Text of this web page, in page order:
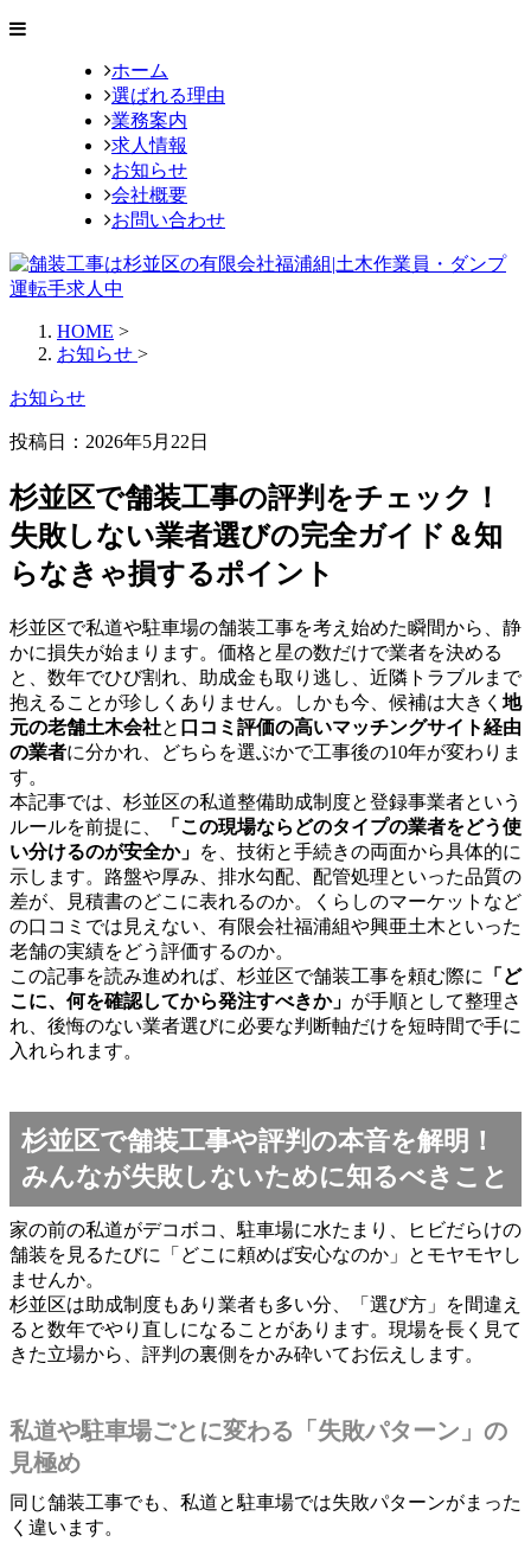
ホーム
選ばれる理由
業務案内
求人情報
お知らせ
会社概要
お問い合わせ
HOME >
お知らせ >
お知らせ
投稿日：2026年5月22日
杉並区で舗装工事の評判をチェック！
失敗しない業者選びの完全ガイド＆知
らなきゃ損するポイント
杉並区で私道や駐車場の舗装工事を考え始めた瞬間から、静
かに損失が始まります。価格と星の数だけで業者を決める
と、数年でひび割れ、助成金も取り逃し、近隣トラブルまで
抱えることが珍しくありません。しかも今、候補は大きく 地
元の老舗土木会社と 口コミ評価の高いマッチングサイト経由
の業者に分かれ、どちらを選ぶかで工事後の10年が変わりま
す。
本記事では、杉並区の私道整備助成制度と登録事業者という
ルールを前提に、
「この現場ならどのタイプの業者をどう使
い分けるのが安全か」 を、技術と手続きの両面から具体的に
示します。路盤や厚み、排水勾配、配管処理といった品質の
差が、見積書のどこに表れるのか。くらしのマーケットなど
の口コミでは見えない、有限会社福浦組や興亜土木といった
老舗の実績をどう評価するのか。
この記事を読み進めれば、杉並区で舗装工事を頼む際に
「ど
こに、何を確認してから発注すべきか」 が手順として整理さ
れ、後悔のない業者選びに必要な判断軸だけを短時間で手に
入れられます。
杉並区で舗装工事や評判の本音を解明！
みんなが失敗しないために知るべきこと
家の前の私道がデコボコ、駐車場に水たまり、ヒビだらけの
舗装を見るたびに「どこに頼めば安心なのか」とモヤモヤし
ませんか。
杉並区は助成制度もあり業者も多い分、「選び方」を間違え
ると数年でやり直しになることがあります。現場を長く見て
きた立場から、評判の裏側をかみ砕いてお伝えします。
私道や駐車場ごとに変わる「失敗パターン」の
見極め
同じ舗装工事でも、私道と駐車場では失敗パターンがまった
く違います。